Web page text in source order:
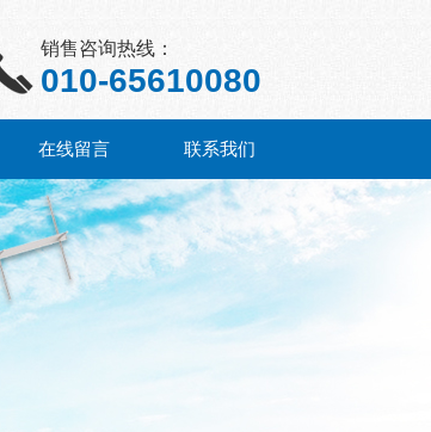
销售咨询热线：
010-65610080
在线留言 联系我们